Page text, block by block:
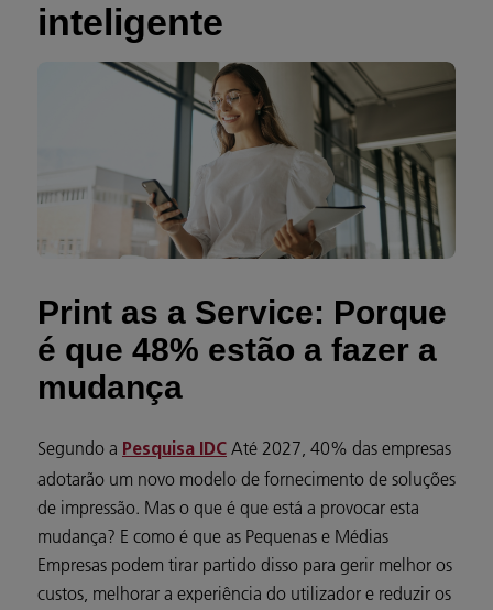
inteligente
Print as a Service: Porque
é que 48% estão a fazer a
mudança
Segundo a Pesquisa IDC Até 2027, 40% das empresas
adotarão um novo modelo de fornecimento de soluções
de impressão. Mas o que é que está a provocar esta
mudança? E como é que as Pequenas e Médias
Empresas podem tirar partido disso para gerir melhor os
custos, melhorar a experiência do utilizador e reduzir os